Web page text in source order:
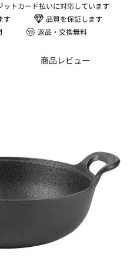
ットカード払いに対応しています
す
品質を保証します
返品・交換無料
商品レビュー